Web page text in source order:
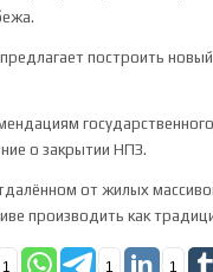
построить
о закрытии НПЗ.
от жилых
производить как
1 1 1